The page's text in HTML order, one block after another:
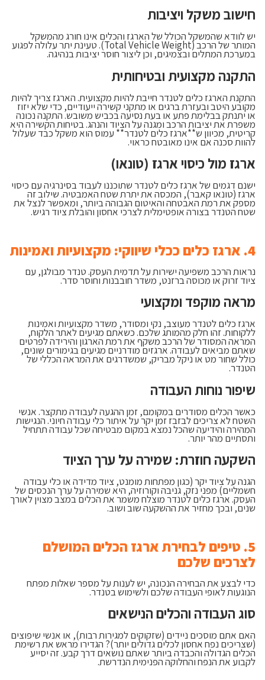
חישוב משקל ויציבות
יש לוודא שהמשקל הכולל של הארגז והכלים אינו חורג מהמשקל
המותר של הרכב (Total Vehicle Weight). טעינת יתר עלולה לפגוע
במערכת המתלים ובצמיגים, וכן ליצור חוסר יציבות בנהיגה.
התקנה מקצועית ובטיחותית
התקנת הארגז כלים לטנדר חייבת להיות מקצועית. הארגז צריך להיות
מקובע היטב ובעזרת ברגים או מתקני קשירה ייעודיים, כדי שלא יזוז
או יתנתק בבלימת פתע או בעת נסיעה בכביש משובש. התקנה נכונה
משפרת את יציבות הרכב ומגנה על הציוד והנהג. בטיחות הקשירה היא
קריטית, מכיוון ש**ארגז כלים לטנדר** עמוס הוא משקל כבד שעלול
להוות סכנה אם אינו מאובטח כראוי.
ארגז מול כיסוי ארגז (טונאו)
ישנם דגמים של ארגז כלים לטנדר שתוכננו לעבוד בסינרגיה עם כיסוי
ארגז (טונאו קאבר), המכסה את יתרת שטח האמבטיה. שילוב זה
מספק את רמת האבטחה והאיטום הגבוהה ביותר, ומאפשר לנצל את
שטח הטנדר בצורה אופטימלית לצרכי אחסון והובלת ציוד רגיש.
4. ארגז כלים ככלי שיווקי: מקצועיות ואמינות
נראות הרכב משפיעה ישירות על תדמית העסק. טנדר מבולגן, עם
ציוד זרוק או מכוסה ברזנט, משדר חובבנות וחוסר סדר.
מראה מוקפד ומקצועי
ארגז כלים לטנדר מעוצב, נקי ומסודר, משדר מקצועיות ואמינות
ללקוחות. זהו חלק מהמותג שלכם. כשאתם מגיעים לאתר הלקוח,
המראה המסודר של הרכב משקף את רמת הארגון והירידה לפרטים
שאתם מביאים לעבודה. ארגזים מודרניים מגיעים בגימורים שונים,
כולל שחור מט או ניקל מבריק, שמשדרגים את המראה הכללי של
הטנדר.
שיפור נוחות העבודה
כאשר הכלים מסודרים במקומם, זמן ההגעה לעבודה מתקצר. אנשי
השטח לא צריכים לבזבז זמן יקר על איתור כלי עבודה חיוני. הנגישות
המהירה והידיעה שהכל נמצא במקום מבטיחה שכל עבודה תתחיל
ותסתיים מהר יותר.
השקעה חוזרת: שמירה על ערך הציוד
הגנה על ציוד יקר (כגון מפתחות מומנט, ציוד מדידה או כלי עבודה
חשמליים) מפני נזק, גניבה וקורוזיה, היא שמירה על ערך הנכסים של
העסק. ארגז כלים לטנדר מוצלח משמר את הכלים במצב מצוין לאורך
שנים, ובכך מחזיר את ההשקעה שוב ושוב.
5. טיפים לבחירת ארגז הכלים המושלם
לצרכים שלכם
כדי לבצע את הבחירה הנכונה, יש לענות על מספר שאלות מפתח
הנוגעות לאופי העבודה שלכם ולשימוש בטנדר.
סוג העבודה והכלים הנישאים
האם אתם מוסכים ניידים (שזקוקים למגירות רבות), או אנשי שיפוצים
(שצריכים נפח אחסון לכלים גדולים יותר)? הגדירו מראש את רשימת
הכלים הגדולה והכבדה ביותר שאתם נושאים דרך קבע. זה יסייע
לקבוע את הנפח והחלוקה הפנימית הנדרשת.